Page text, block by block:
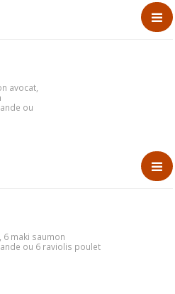
avocat,
ou
6 maki saumon
ou 6 raviolis poulet